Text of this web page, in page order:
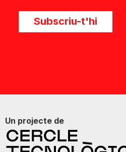
Subscriu-t'hi
Un projecte de